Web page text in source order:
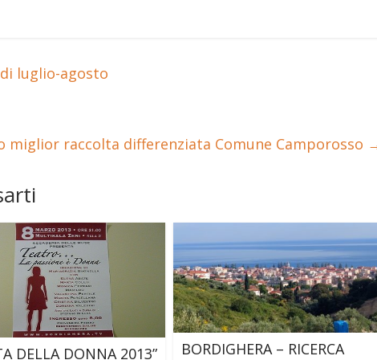
luglio-agosto
miglior raccolta differenziata Comune Camporosso
DELLA DONNA 2013”
BORDIGHERA – RICERCA